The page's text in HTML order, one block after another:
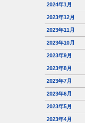
2024年1月
2023年12月
2023年11月
2023年10月
2023年9月
2023年8月
2023年7月
2023年6月
2023年5月
2023年4月